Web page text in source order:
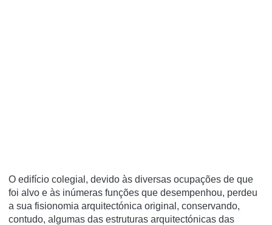
O edifício colegial, devido às diversas ocupações de que
foi alvo e às inúmeras funções que desempenhou, perdeu
a sua fisionomia arquitectónica original, conservando,
contudo, algumas das estruturas arquitectónicas das